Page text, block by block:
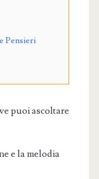
Pensieri
puoi ascoltare
e la melodia